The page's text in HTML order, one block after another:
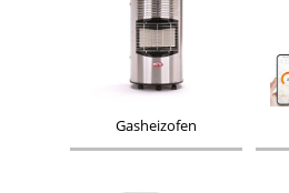
Gasheizofen